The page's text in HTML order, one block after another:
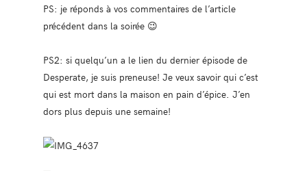
PS: je réponds à vos commentaires de l’article
précédent dans la soirée 😉
PS2: si quelqu’un a le lien du dernier épisode de
Desperate, je suis preneuse! Je veux savoir qui c’est
qui est mort dans la maison en pain d’épice. J’en
dors plus depuis une semaine!